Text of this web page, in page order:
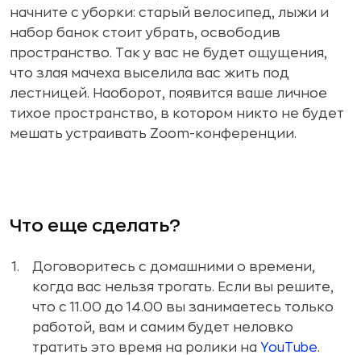
начните с уборки: старый велосипед, лыжи и
набор банок стоит убрать, освободив
пространство. Так у вас не будет ощущения,
что злая мачеха выселила вас жить под
лестницей. Наоборот, появится ваше личное
тихое пространство, в котором никто не будет
мешать устраивать Zoom-конференции.
Что еще сделать?
Договоритесь с домашними о времени,
когда вас нельзя трогать. Если вы решите,
что с 11.00 до 14.00 вы занимаетесь только
работой, вам и самим будет неловко
тратить это время на ролики на YouTube.